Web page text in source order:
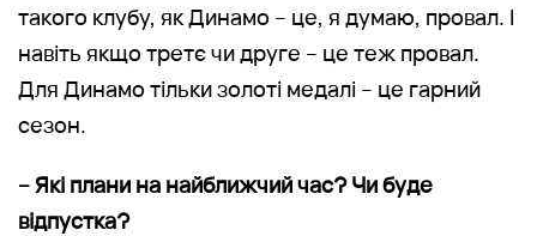
такого клубу, як Динамо – це, я думаю, провал. І
навіть якщо третє чи друге – це теж провал.
Для Динамо тільки золоті медалі – це гарний
сезон.
– Які плани на найближчий час? Чи буде
відпустка?